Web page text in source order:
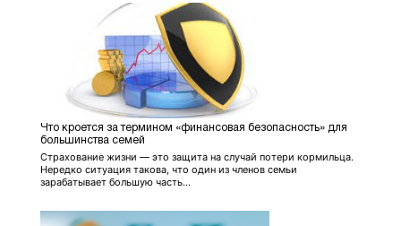
Что кроется за термином «финансовая безопасность» для
большинства семей
Страхование жизни — это защита на случай потери кормильца.
Нередко ситуация такова, что один из членов семьи
зарабатывает большую часть...